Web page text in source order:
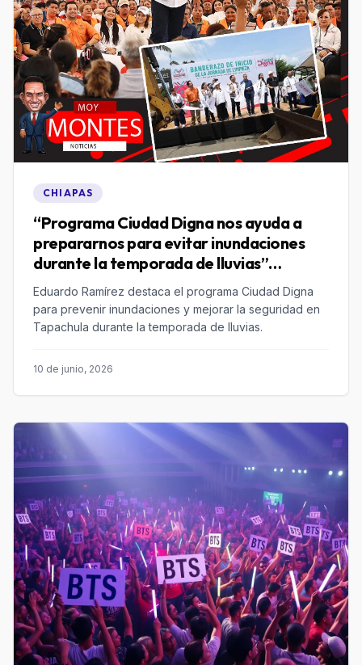
CHIAPAS
“Programa Ciudad Digna nos ayuda a
prepararnos para evitar inundaciones
durante la temporada de lluvias”
Eduardo Ramírez destaca el programa Ciudad Digna
para prevenir inundaciones y mejorar la seguridad en
Tapachula durante la temporada de lluvias.
10 de junio, 2026